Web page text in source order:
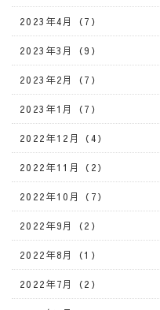
2023年4月（7）
2023年3月（9）
2023年2月（7）
2023年1月（7）
2022年12月（4）
2022年11月（2）
2022年10月（7）
2022年9月（2）
2022年8月（1）
2022年7月（2）